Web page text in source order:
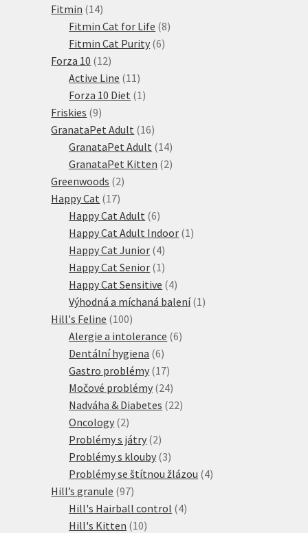
Fitmin 1414
produktů
Fitmin Cat for Life 88
Fitmin Cat Purity 66
Forza 10 1212
produktů
Active Line 11 11
produktů
Forza 10 Diet 1 1
Friskies 99
produktů
GranataPet Adult 1616
produktů
GranataPet Adult 1414
produktů
GranataPet Kitten 22
Greenwoods 22
Happy Cat 1717
produktů
Happy Cat Adult 66
produktů
Happy Cat Adult Indoor 1 1
Happy Cat Junior 44
produkty
Happy Cat Senior 1 1
produkt
Happy Cat Sensitive 44
produkty
Výhodná a míchaná balení 1 1
Hill's Feline 100100
produktů
Alergie a intolerance 66
Dentální hygiena 66
produktů
Gastro problémy 1717
produktů
Močové problémy 2424
produktů
Nadváha & Diabetes 2222
Oncology 22
produkty
Problémy s játry 22
produkty
Problémy s klouby 33
produkty
Problémy se štítnou žlázou 44
Hill’s granule 9797
produktů
Hill's Hairball control 44
Hill's Kitten 1010